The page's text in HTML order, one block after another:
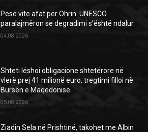
Pesë vite afat për Ohrin: UNESCO
paralajmëron se degradimi s’është ndalur.
04.08.2026
Shteti lëshoi obligacione shtetërore në
vlerë prej 41 milionë euro, tregtimi filloi në
Bursën e Maqedonisë
05.08.2026
Ziadin Sela në Prishtinë, takohet me Albin